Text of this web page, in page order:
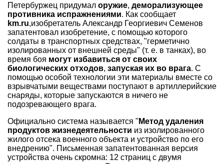
Петербуржец придумал оружие, деморализующее
противника испражнениями. Как сообщает
km.ru,изобретатель Александр Георгиевич Семенов
запатентовал изобретение, с помощью которого
солдаты в транспортных средствах, "герметично
изолированных от внешней среды" (т. е. в танках), во
время боя могут избавиться от своих
биологических отходов, запуская их во врага. С
помощью особой технологии эти материалы вместе со
взрывчатыми веществами поступают в артиллерийские
снаряды, которые запускаются в ничего не
подозревающего врага.
Официально система называется " Метод удаления
продуктов жизнедеятельности из изолированного
жилого отсека военного объекта и устройство по его
внедрению". Письменная запатентованная версия
устройства очень скромна: 12 страниц с двумя